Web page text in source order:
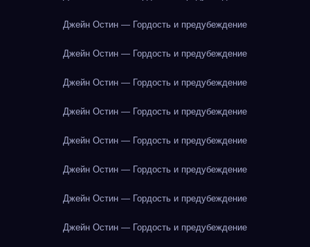
Джейн Остин — Гордость и предубеждение
Джейн Остин — Гордость и предубеждение
Джейн Остин — Гордость и предубеждение
Джейн Остин — Гордость и предубеждение
Джейн Остин — Гордость и предубеждение
Джейн Остин — Гордость и предубеждение
Джейн Остин — Гордость и предубеждение
Джейн Остин — Гордость и предубеждение